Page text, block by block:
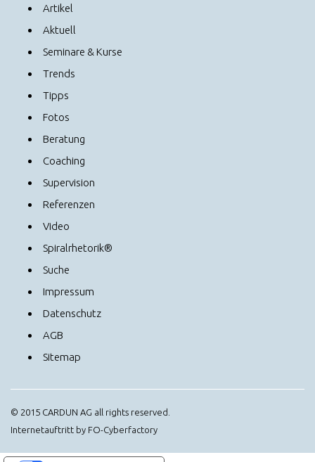
Artikel
Aktuell
Seminare & Kurse
Trends
Tipps
Fotos
Beratung
Coaching
Supervision
Referenzen
Video
Spiralrhetorik®
Suche
Impressum
Datenschutz
AGB
Sitemap
© 2015 CARDUN AG all rights reserved.
Internetauftritt by FO-Cyberfactory